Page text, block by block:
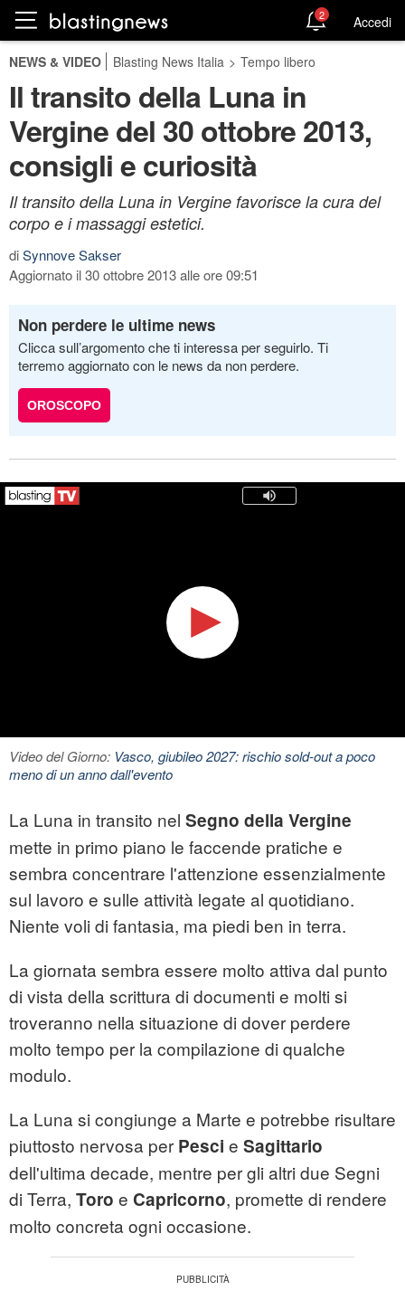
2 Accedi
NEWS & VIDEO Blasting News Italia > Tempo libero
Il transito della Luna in
Vergine del 30 ottobre 2013,
consigli e curiosità
Il transito della Luna in Vergine favorisce la cura del
corpo e i massaggi estetici.
diSynnove Sakser
Aggiornato il 30 ottobre 2013 alle ore 09:51
Non perdere le ultime news
Clicca sull’argomento che ti interessa per seguirlo. Ti
terremo aggiornato con le news da non perdere.
OROSCOPO
Video del Giorno: Vasco, giubileo 2027: rischio sold-out a poco
meno di un anno dall'evento
La Luna in transito nel Segno della Vergine
mette in primo piano le faccende pratiche e
sembra concentrare l'attenzione essenzialmente
sul lavoro e sulle attività legate al quotidiano.
Niente voli di fantasia, ma piedi ben in terra.
La giornata sembra essere molto attiva dal punto
di vista della scrittura di documenti e molti si
troveranno nella situazione di dover perdere
molto tempo per la compilazione di qualche
modulo.
La Luna si congiunge a Marte e potrebbe risultare
piuttosto nervosa per Pesci e Sagittario
dell'ultima decade, mentre per gli altri due Segni
di Terra, Toro e Capricorno, promette di rendere
molto concreta ogni occasione.